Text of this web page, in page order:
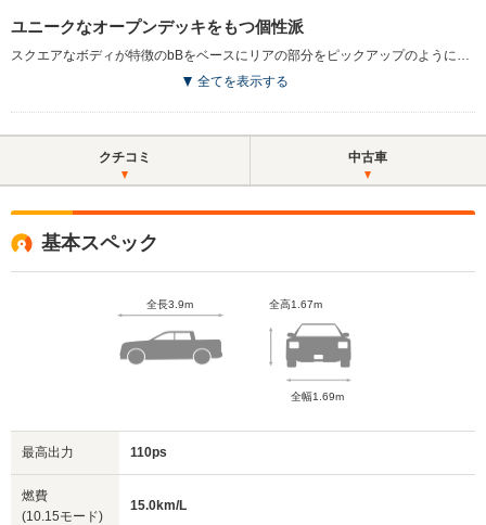
ユニークなオープンデッキをもつ個性派
スクエアなボディが特徴のbBをベースにリアの部分をピックアップのように切り取ってオープンデッキ化した個性的なモデル。1.5Lの直4エンジンやコラム4ATなどメカ関係はベースそのままだが、室内とオープンデッキがつなげられるデッキスルー機能やセンターピラーレスで乗り降りしやすい観音開きドアなどボディの機能性ではベースを上回る部分もある。助手席リフトアップシート仕様も設定している。(2001.6)
全てを表示する
クチコミ 中古車
基本スペック
全長3.9m 全高1.67m
全幅1.69m
最高出力 110ps
燃費
(10.15モード)
15.0km/L